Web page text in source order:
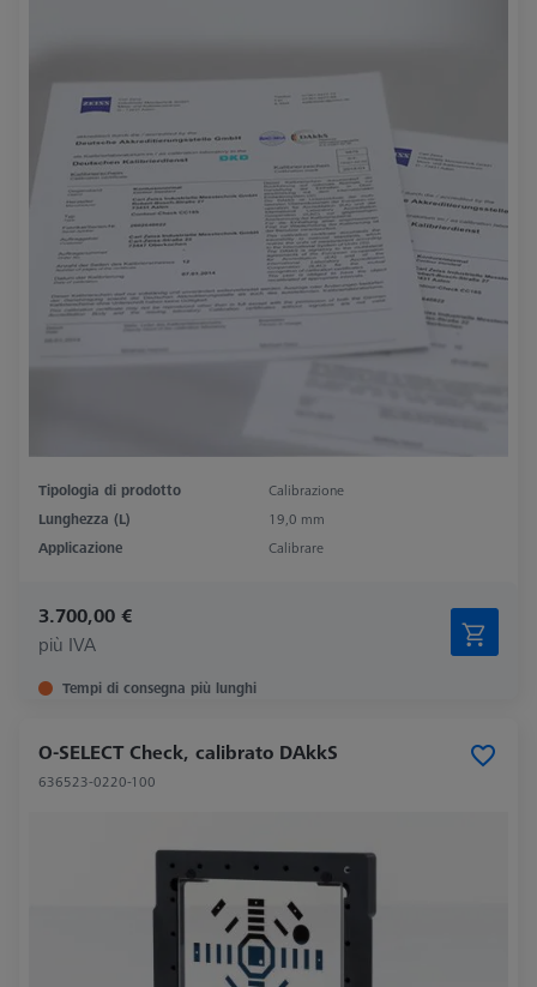
Tipologia di prodotto
Calibrazione
Lunghezza (L)
19,0 mm
Applicazione
Calibrare
3.700,00 €
più IVA
Tempi di consegna più lunghi
O-SELECT Check, calibrato DAkkS
636523-0220-100